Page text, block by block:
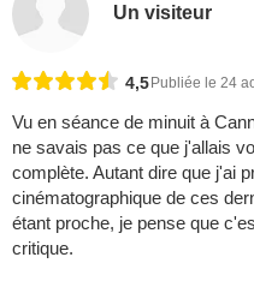
Un visiteur
4,5 Publiée le 24
Vu en séance de minuit à
ne savais pas ce que j'allais
complète. Autant dire que j'ai
cinématographique de ces
étant proche, je pense que
critique.